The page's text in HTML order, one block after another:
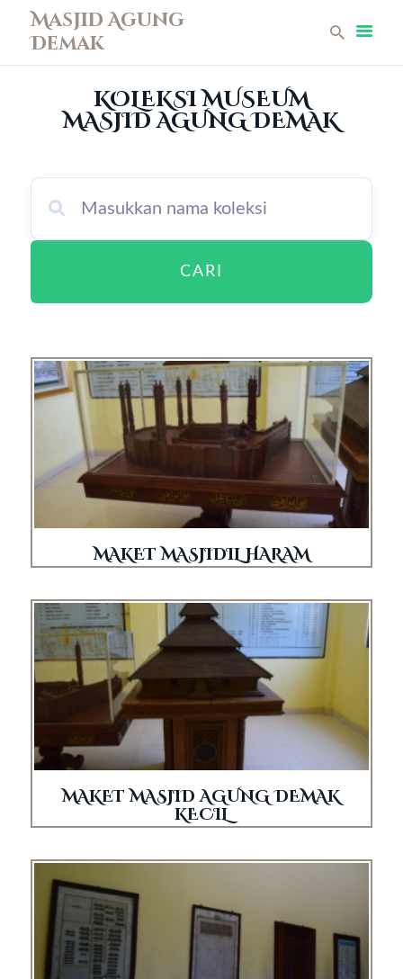
Masjid Agung
Demak
Masjid Agung Demak
Beranda
Profil
Remaja Masjid
Koleksi Museum
Galeri
KOLEKSI MUSEUM
MASJID AGUNG DEMAK
CARI
MAKET MASJIDIL HARAM
MAKET MASJID AGUNG DEMAK
KECIL